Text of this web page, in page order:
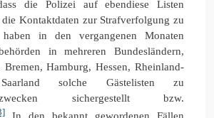
die Polizei auf ebendiese Listen
Kontaktdaten zur Strafverfolgung zu
in den vergangenen Monaten
in mehreren Bundesländern,
Bremen, Hamburg, Hessen, Rheinland-
solche Gästelisten zu
sichergestellt bzw.
In den bekannt gewordenen Fällen